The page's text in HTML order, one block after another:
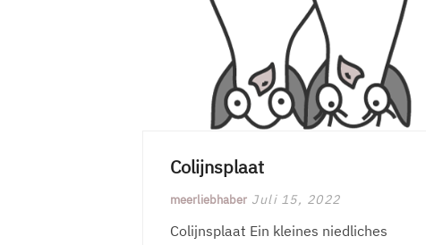
Colijnsplaat
meerliebhaber Juli 15, 2022
Colijnsplaat Ein kleines niedliches